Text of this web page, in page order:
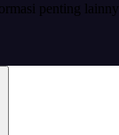
penting